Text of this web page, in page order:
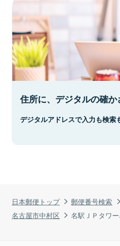
日本郵便トップ 郵便番号検索
名古屋市中村区
名駅ＪＰタワ
住所に、デジタルの確か
デジタルアドレスで入力も検索